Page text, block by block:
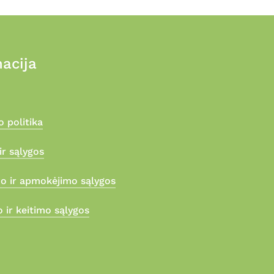
politika
sąlygos
ir apmokėjimo sąlygos
ir keitimo sąlygos